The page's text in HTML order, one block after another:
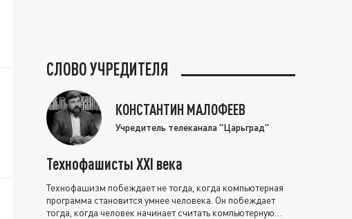
СЛОВО УЧРЕДИТЕЛЯ
КОНСТАНТИН МАЛОФЕЕВ
Учредитель телеканала "Царьград"
Технофашисты XXI века
Технофашизм побеждает не тогда, когда компьютерная
программа становится умнее человека. Он побеждает
тогда, когда человек начинает считать компьютерную